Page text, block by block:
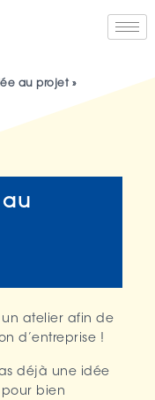
au projet »
au
un atelier afin de
d’entreprise !
déjà une idée
pour bien